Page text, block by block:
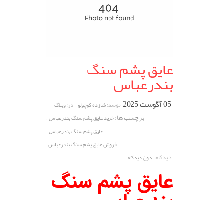
عایق پشم سنگ
بندرعباس
05 آگوست 2025 توسط:شازده کوچولو در:وبلاگ
برچسب ها:خرید عایق پشم سنگ بندرعباس ,
عایق پشم سنگ بندرعباس ,
فروش عایق پشم سنگ بندرعباس
دیدگاه:بدون دیدگاه
عایق پشم سنگ